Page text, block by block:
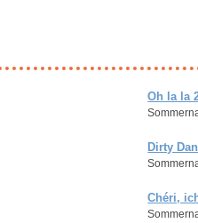
Oh la la
Dirty
Chéri,